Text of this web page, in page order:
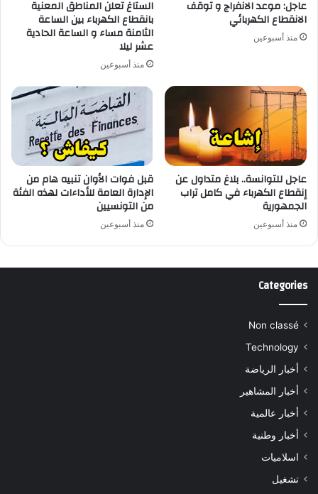
عاجل: موعد الانفراج و توقف
الانقطاع الكهربائي
منذ أسبوعين
الستاغ تعلن المناطق المعنية
بانقطاع الكهرباء بين الساعة
الثامنة مساء و الساعة الحادية
عشر ليلا
منذ أسبوعين
عاجل للتوانسة.. بلاغ متداول عن
إنقطاع الكهرباء في كامل تراب
الجمهورية
منذ أسبوعين
قبل فوات الأوان تنبيه هام من
الإدارة العامة للأداءات لهذه الفئة
من التونسيين
منذ أسبوعين
Categories
Non classé
Technology
أخبار الرياضة
أخبار المشاهير
أخبار عالمية
أخبار وطنية
اسلاميات
تشغيل